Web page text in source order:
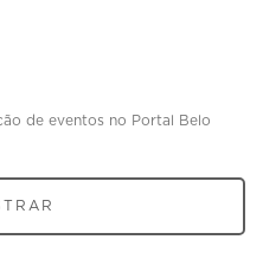
de eventos no Portal Belo